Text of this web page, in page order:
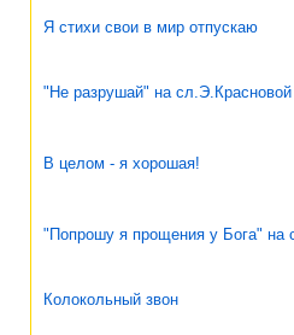
Я стихи свои в мир отпускаю
"Не разрушай" на сл.Э.Красновой
В целом - я хорошая!
"Попрошу я прощения у Бога" на
Колокольный звон